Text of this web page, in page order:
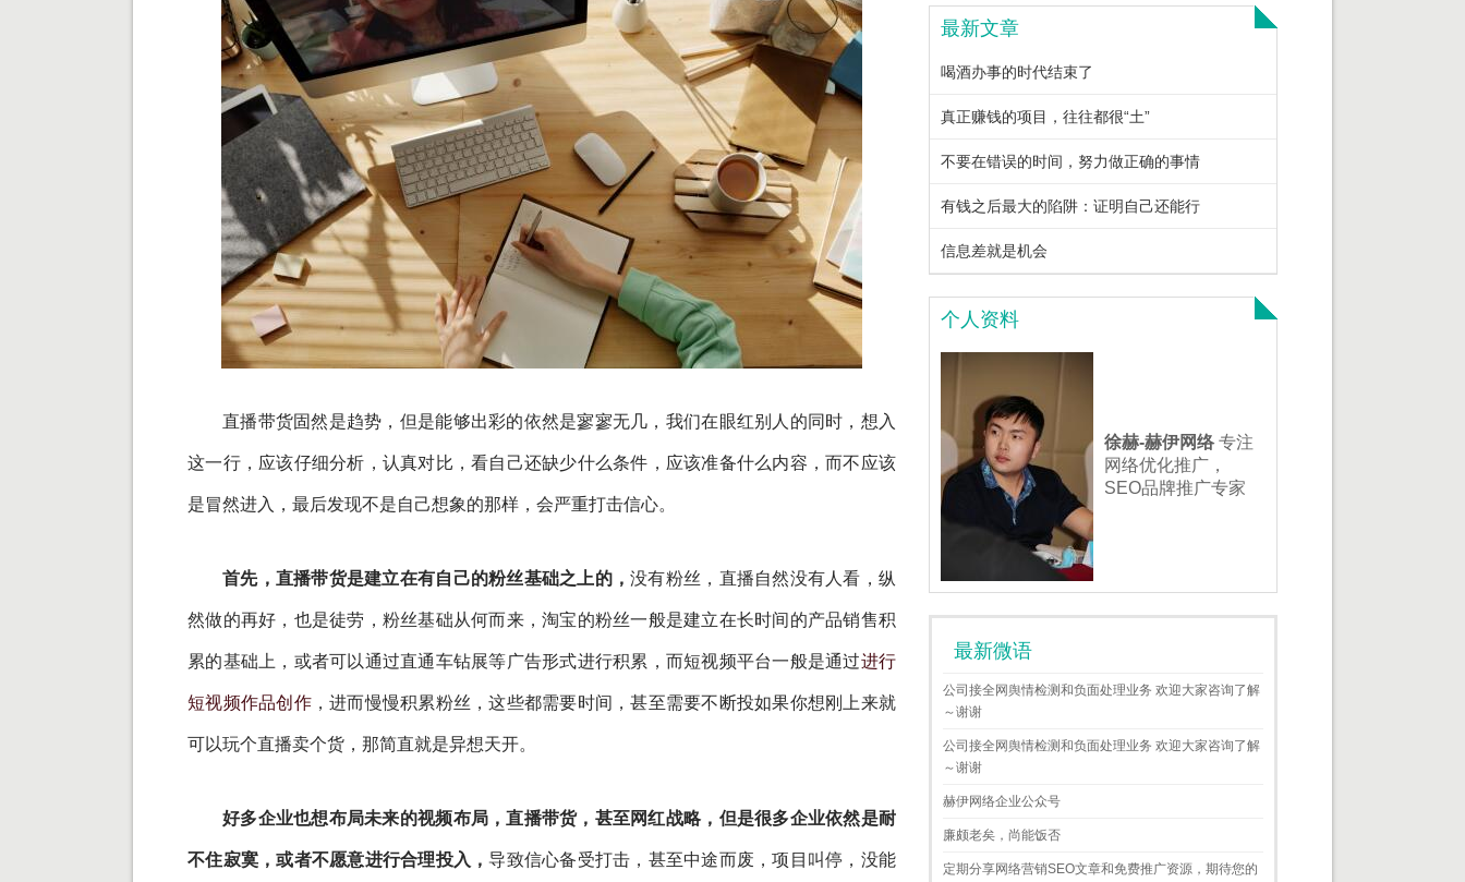
直播带货固然是趋势，但是能够出彩的依然是寥寥无几，我们在眼红别人的同时，想入
这一行，应该仔细分析，认真对比，看自己还缺少什么条件，应该准备什么内容，而不应该
是冒然进入，最后发现不是自己想象的那样，会严重打击信心。
首先，直播带货是建立在有自己的粉丝基础之上的，没有粉丝，直播自然没有人看，纵
然做的再好，也是徒劳，粉丝基础从何而来，淘宝的粉丝一般是建立在长时间的产品销售积
累的基础上，或者可以通过直通车钻展等广告形式进行积累，而短视频平台一般是通过进行
短视频作品创作，进而慢慢积累粉丝，这些都需要时间，甚至需要不断投如果你想刚上来就
可以玩个直播卖个货，那简直就是异想天开。
好多企业也想布局未来的视频布局，直播带货，甚至网红战略，但是很多企业依然是耐
不住寂寞，或者不愿意进行合理投入，导致信心备受打击，甚至中途而废，项目叫停，没能
最新文章
喝酒办事的时代结束了
真正赚钱的项目，往往都很“土”
不要在错误的时间，努力做正确的事情
有钱之后最大的陷阱：证明自己还能行
信息差就是机会
个人资料
徐赫-赫伊网络专注
网络优化推广，
SEO品牌推广专家
最新微语
公司接全网舆情检测和负面处理业务 欢迎大家咨询了解
～谢谢
公司接全网舆情检测和负面处理业务 欢迎大家咨询了解
～谢谢
赫伊网络企业公众号
廉颇老矣，尚能饭否
定期分享网络营销SEO文章和免费推广资源，期待您的